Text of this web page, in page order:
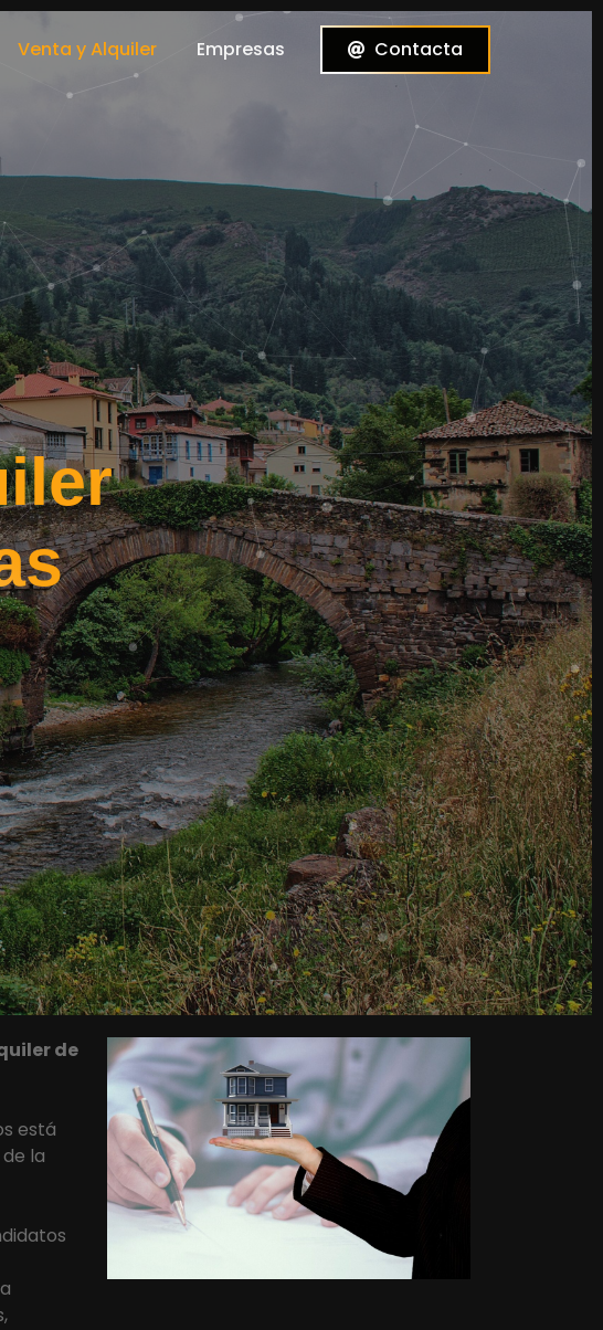
Venta y Alquiler Empresas Contacta
de
está
la